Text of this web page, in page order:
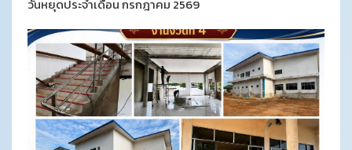
วันหยุดประจำเดือน กรกฎาคม 2569